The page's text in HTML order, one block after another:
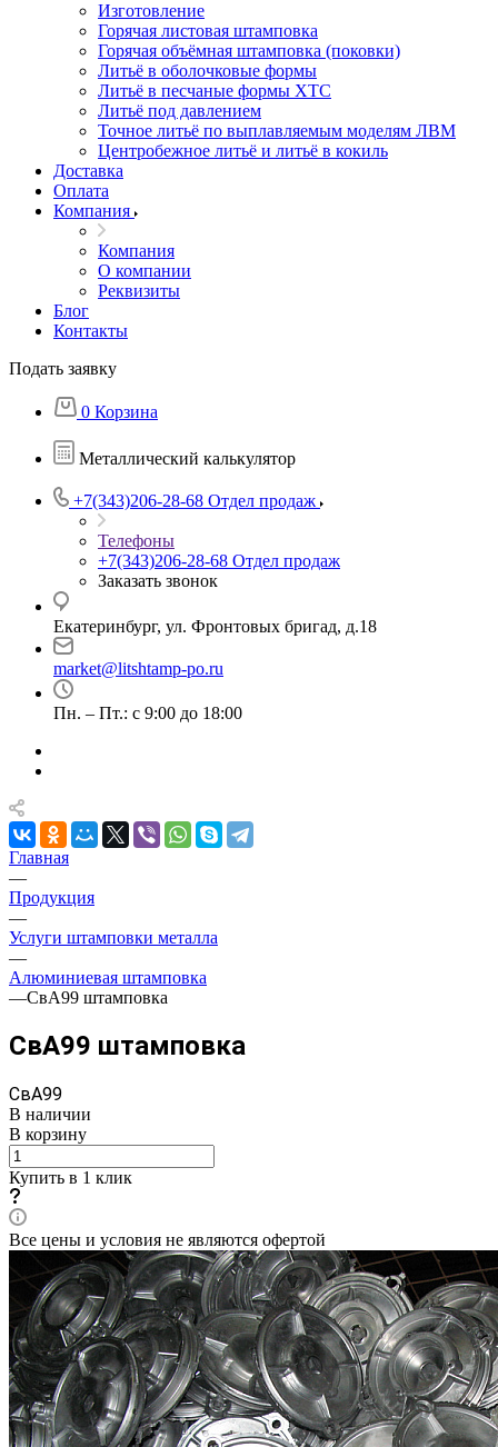
Изготовление
Горячая листовая штамповка
Горячая объёмная штамповка (поковки)
Литьё в оболочковые формы
Литьё в песчаные формы ХТС
Литьё под давлением
Точное литьё по выплавляемым моделям ЛВМ
Центробежное литьё и литьё в кокиль
Доставка
Оплата
Компания
Компания
О компании
Реквизиты
Блог
Контакты
Подать заявку
0 Корзина
Металлический калькулятор
+7(343)206-28-68 Отдел продаж
Телефоны
+7(343)206-28-68 Отдел продаж
Заказать звонок
Екатеринбург, ул. Фронтовых бригад, д.18
market@litshtamp-po.ru
Пн. – Пт.: с 9:00 до 18:00
Главная
—
Продукция
—
Услуги штамповки металла
—
Алюминиевая штамповка
—СвА99 штамповка
СвА99 штамповка
СвА99
В наличии
В корзину
Купить в 1 клик
Все цены и условия не являются офертой